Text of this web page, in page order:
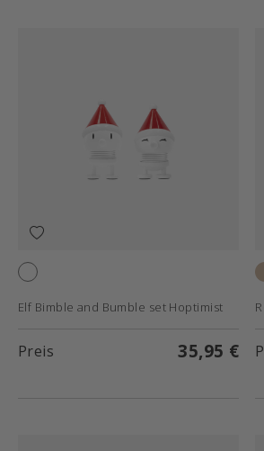
Elf Bimble and Bumble set Hoptimist
Preis 35,95 €